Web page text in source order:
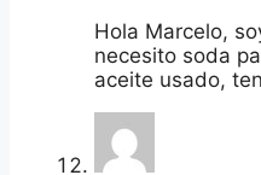
Hola Marcelo,
necesito soda
aceite usado,